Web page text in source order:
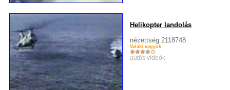
Helikopter landolás
nézettség 2118748
Valaki vagyok
autós videók